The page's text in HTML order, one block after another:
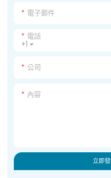
電子郵件
+1
電話
公司
內容
立即